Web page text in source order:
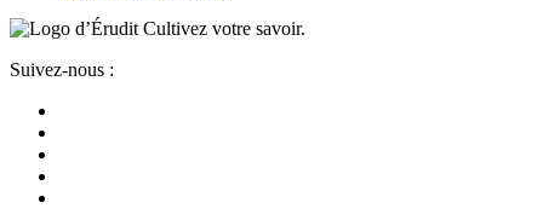
Cultivez votre savoir.
Suivez-nous :